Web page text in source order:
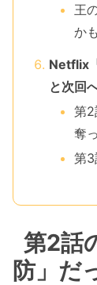
王
か
Netflix
と次回
第2
奪
第3
第2話
防」だ